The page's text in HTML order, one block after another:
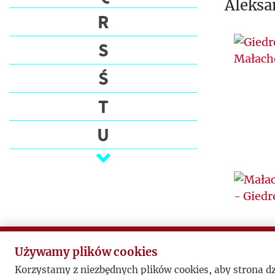
R
S
Ś
T
U
V
Z
Ż
Używamy plików cookies
Korzystamy z niezbędnych plików cookies, aby strona